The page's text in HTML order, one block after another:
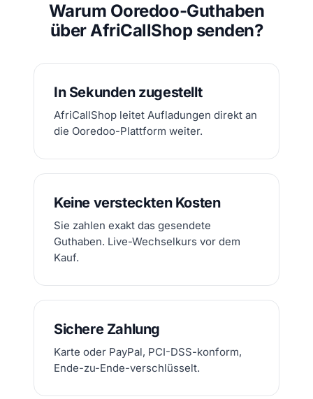
Warum Ooredoo-Guthaben
über AfriCallShop senden?
In Sekunden zugestellt
AfriCallShop leitet Aufladungen direkt an
die Ooredoo-Plattform weiter.
Keine versteckten Kosten
Sie zahlen exakt das gesendete
Guthaben. Live-Wechselkurs vor dem
Kauf.
Sichere Zahlung
Karte oder PayPal, PCI-DSS-konform,
Ende-zu-Ende-verschlüsselt.